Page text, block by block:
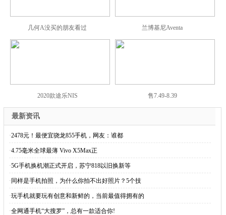
几何A没买的朋友看过 兰博基尼Aventa
2020款途乐NIS 售7.49-8.39
最新资讯
·2478元！最便宜骁龙855手机，网友：谁都
·4.75毫米全球最薄 Vivo X5Max正
·5G手机换机潮正式开启，苏宁818以旧换新等
· 同样是手机拍照，为什么你拍不出好照片？5个技
·玩手机就要玩有创意和新鲜的，当前最值得拥有的
·全网通手机“大搜罗”，总有一款适合你!